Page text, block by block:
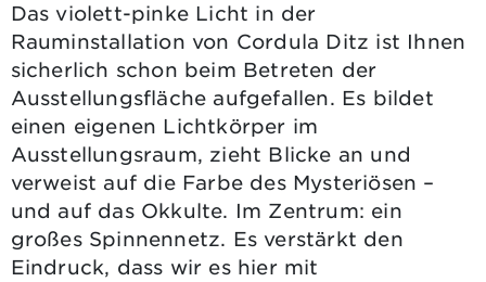
Das violett-pinke Licht in der
Rauminstallation von Cordula Ditz ist Ihnen
sicherlich schon beim Betreten der
Ausstellungsfläche aufgefallen. Es bildet
einen eigenen Lichtkörper im
Ausstellungsraum, zieht Blicke an und
verweist auf die Farbe des Mysteriösen –
und auf das Okkulte. Im Zentrum: ein
großes Spinnennetz. Es verstärkt den
Eindruck, dass wir es hier mit